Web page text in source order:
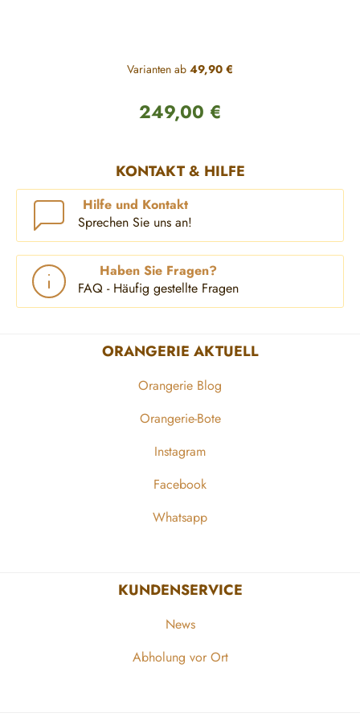
Varianten ab 49,90 €
Regulärer Preis:
249,00 €
KONTAKT & HILFE
Hilfe und Kontakt
Sprechen Sie uns an!
Haben Sie Fragen?
FAQ - Häufig gestellte Fragen
ORANGERIE AKTUELL
Orangerie Blog
Orangerie-Bote
Instagram
Facebook
Whatsapp
KUNDENSERVICE
News
Abholung vor Ort